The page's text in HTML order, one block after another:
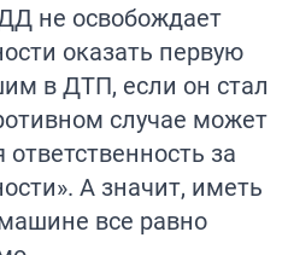
не освобождает
оказать первую
в ДТП, если он стал
случае может
ответственность за
А значит, иметь
все равно